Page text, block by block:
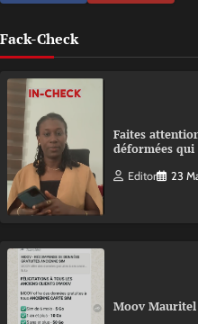
Fack-Check
Faites
déformées
Editor 23
Moov Mauritel